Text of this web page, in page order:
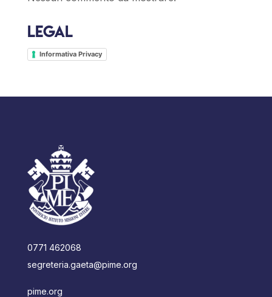
Legal
Informativa Privacy
0771 462068
segreteria.gaeta@pime.org
pime.org